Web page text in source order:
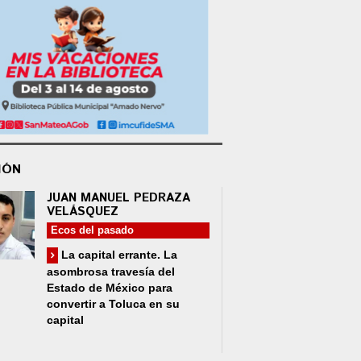
JUAN MANUEL PEDRAZA
VELÁSQUEZ
Ecos del pasado
La capital errante. La
asombrosa travesía del
Estado de México para
convertir a Toluca en su
capital